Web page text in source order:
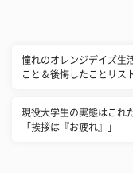
憧れのオレンジデイズ生
こと＆後悔したことリス
現役大学生の実態はこれ
「挨拶は『お疲れ』」